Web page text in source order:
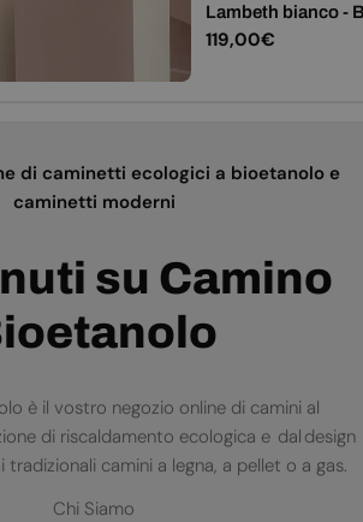
Lambeth bianco -
Prezzo
119,00€
di caminetti ecologici a bioetanolo e
caminetti moderni
su Camino
è il vostro negozio online di camini al
di riscaldamento ecologica e dal design
camini a legna, a pellet o a gas.
Chi Siamo